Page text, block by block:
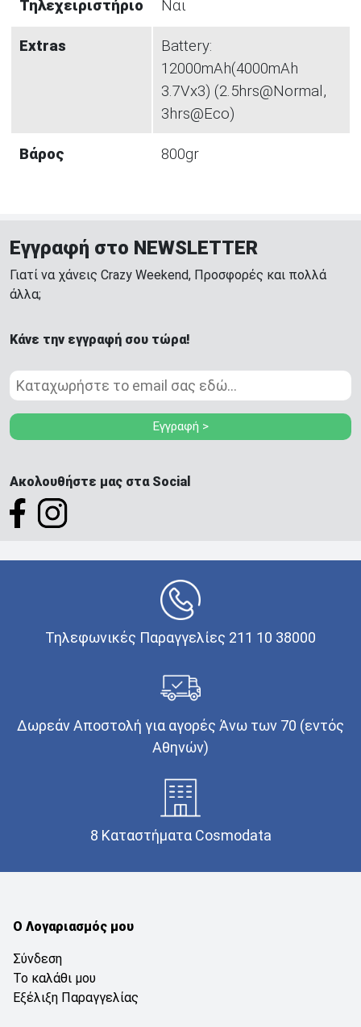
Τηλεχειριστήριο Ναι
Extras
Battery:
12000mAh(4000mAh
3.7Vx3) (2.5hrs@Normal,
3hrs@Eco)
Βάρος 800gr
Εγγραφή στο NEWSLETTER
Γιατί να χάνεις Crazy Weekend, Προσφορές και πολλά
άλλα;
Κάνε την εγγραφή σου τώρα!
Εγγραφή >
Ακολουθήστε μας στα Social
Τηλεφωνικές Παραγγελίες 211 10 38000
Δωρεάν Αποστολή για αγορές Άνω των 70 (εντός
Αθηνών)
8 Καταστήματα Cosmodata
Ο Λογαριασμός μου
Σύνδεση
Το καλάθι μου
Εξέλιξη Παραγγελίας